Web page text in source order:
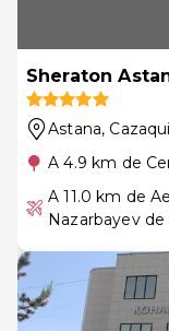
Sheraton
Astana,
A 4.9 km de
A 11.0 km de
Nazarbayev de